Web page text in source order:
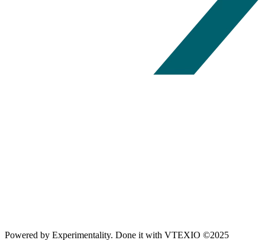
Powered by Experimentality. Done it with VTEXIO ©2025